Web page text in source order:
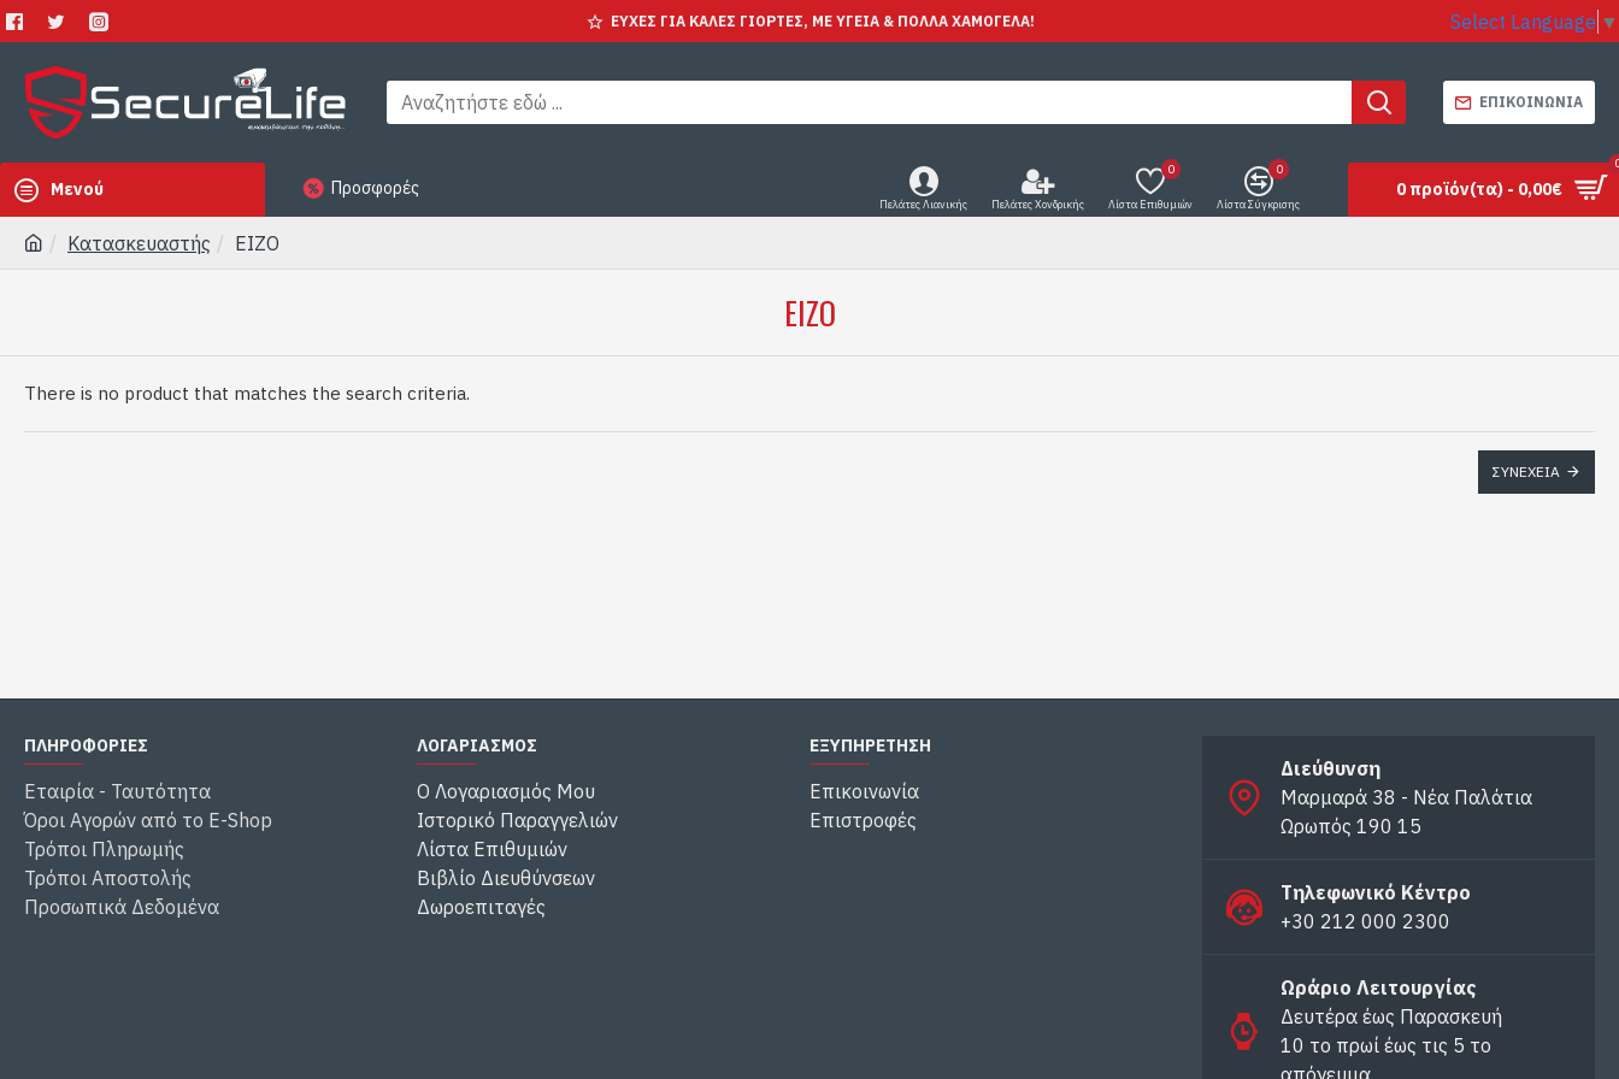
ΕΥΧΕΣ ΓΙΑ ΚΑΛΕΣ ΓΙΟΡΤΕΣ, ΜΕ ΥΓΕΊΑ & ΠΟΛΛΑ ΧΑΜΟΓΕΛΑ! Select Language ▼
ΕΠΙΚΟΙΝΩΝΊΑ
Μενού Προσφορές
Πελάτες Λιανικής Πελάτες Χονδρικής Λίστα Επιθυμιών
0
Λίστα Σύγκρισης
0
0 προϊόν(τα) - 0,00€
Κατασκευαστής EIZO
EIZO
There is no product that matches the search criteria.
ΣΥΝΈΧΕΙΑ
ΠΛΗΡΟΦΟΡΙΕΣ
Εταιρία - Ταυτότητα
Όροι Αγορών από το E-Shop
Τρόποι Πληρωμής
Τρόποι Αποστολής
Προσωπικά Δεδομένα
ΛΟΓΑΡΙΑΣΜΟΣ
Ο Λογαριασμός Μου
Ιστορικό Παραγγελιών
Λίστα Επιθυμιών
Βιβλίο Διευθύνσεων
Δωροεπιταγές
ΕΞΥΠΗΡΕΤΗΣΗ
Επικοινωνία
Επιστροφές
Διεύθυνση
Μαρμαρά 38 - Νέα Παλάτια
Ωρωπός 190 15
Τηλεφωνικό Κέντρο
+30 212 000 2300
Ωράριο Λειτουργίας
Δευτέρα έως Παρασκευή
10 το πρωί έως τις 5 το
απόγευμα